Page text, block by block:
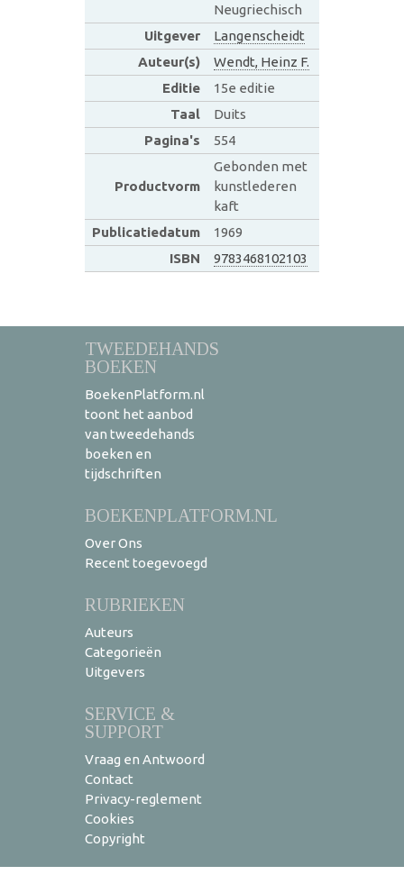
Neugriechisch
Uitgever
Langenscheidt
Auteur(s)
Wendt, Heinz F.
Editie
15e editie
Taal
Duits
Pagina's
554
Productvorm
Gebonden met
kunstlederen
kaft
Publicatiedatum
1969
ISBN
9783468102103
TWEEDEHANDS
BOEKEN
BoekenPlatform.nl
toont het aanbod
van tweedehands
boeken en
tijdschriften
BOEKENPLATFORM.NL
Over Ons
Recent toegevoegd
RUBRIEKEN
Auteurs
Categorieën
Uitgevers
SERVICE &
SUPPORT
Vraag en Antwoord
Contact
Privacy-reglement
Cookies
Copyright